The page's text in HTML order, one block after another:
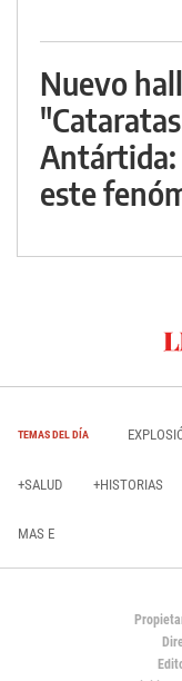
Nuevo
Antártida:
este
TEMAS DEL DÍA
+SALUD +HISTORIAS
MAS E